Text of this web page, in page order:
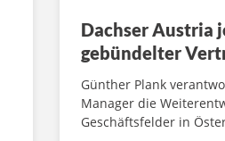
Dachser Austria
gebündelter
Günther Plank
Manager die
Geschäftsfelder in